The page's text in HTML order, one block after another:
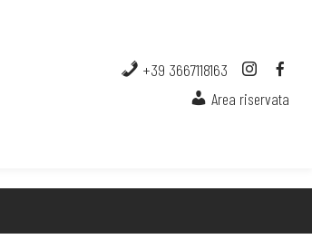
+39 3667118163
Area riservata